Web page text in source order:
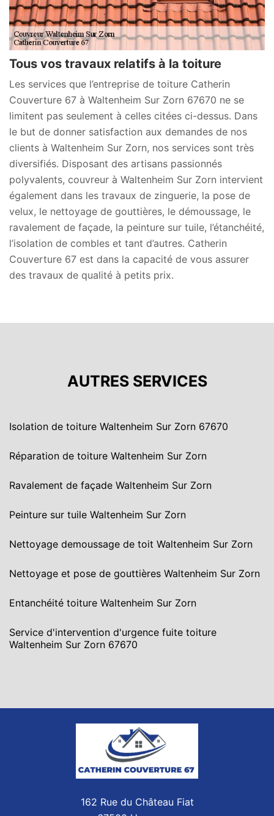
Tous vos travaux relatifs à la toiture
Les services que l’entreprise de toiture Catherin
Couverture 67 à Waltenheim Sur Zorn 67670 ne se
limitent pas seulement à celles citées ci-dessus. Dans
le but de donner satisfaction aux demandes de nos
clients à Waltenheim Sur Zorn, nos services sont très
diversifiés. Disposant des artisans passionnés
polyvalents, couvreur à Waltenheim Sur Zorn intervient
également dans les travaux de zinguerie, la pose de
velux, le nettoyage de gouttières, le démoussage, le
ravalement de façade, la peinture sur tuile, l’étanchéité,
l’isolation de combles et tant d’autres. Catherin
Couverture 67 est dans la capacité de vous assurer
des travaux de qualité à petits prix.
AUTRES SERVICES
Isolation de toiture Waltenheim Sur Zorn 67670
Réparation de toiture Waltenheim Sur Zorn
Ravalement de façade Waltenheim Sur Zorn
Peinture sur tuile Waltenheim Sur Zorn
Nettoyage demoussage de toit Waltenheim Sur Zorn
Nettoyage et pose de gouttières Waltenheim Sur Zorn
Entanchéité toiture Waltenheim Sur Zorn
Service d'intervention d'urgence fuite toiture
Waltenheim Sur Zorn 67670
162 Rue du Château Fiat